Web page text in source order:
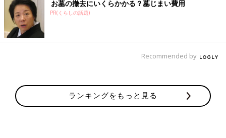
お墓の撤去にいくらかかる？墓じまい費用
PR(くらしの話題)
Recommended by
ランキングをもっと見る